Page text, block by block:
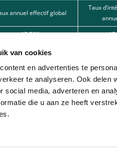
van cookies
en advertenties te
te analyseren. Ook delen
social media, adverteren en
die u aan ze heeft
annuel effectif global
Taux
15,50%
15,50%
12%
par l’une de nos banques
avec différentes sociétés de